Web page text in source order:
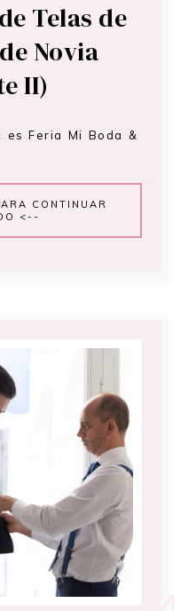
Telas de
Novia
II)
es Feria Mi Boda &
CONTINUAR
<--